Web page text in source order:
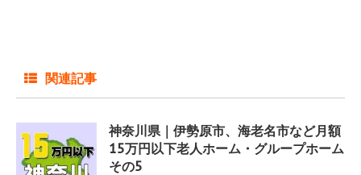
関連記事
神奈川県｜伊勢原市、海老名市など月額
15万円以下老人ホーム・グループホーム
その5